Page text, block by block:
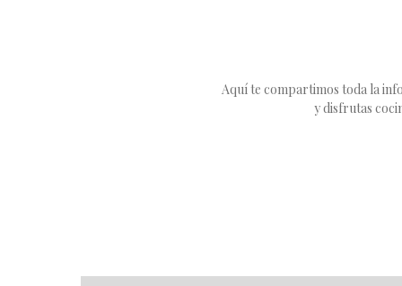
Aquí te compartimos toda la
y disfrutas